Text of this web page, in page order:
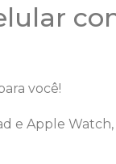
você!
e Apple